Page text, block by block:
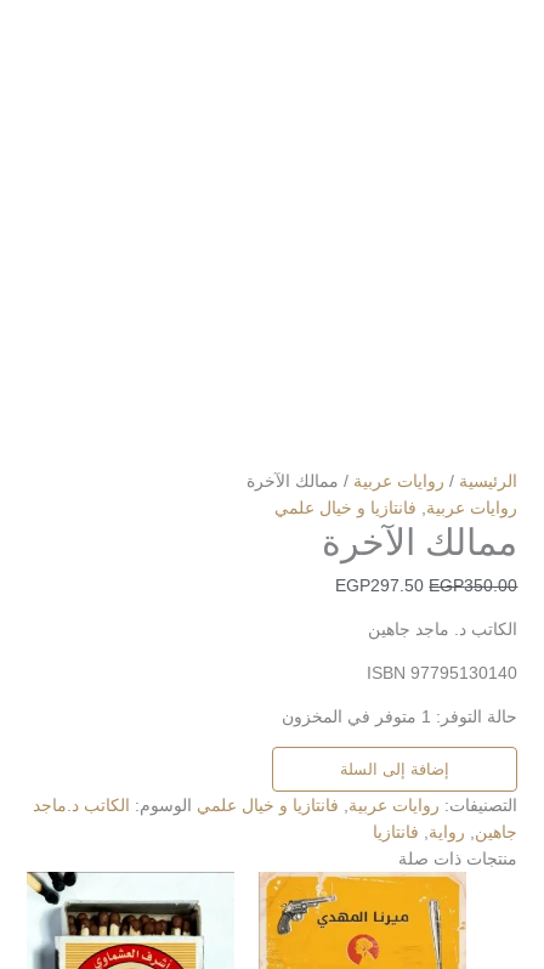
الرئيسية / روايات عربية / ممالك الآخرة
روايات عربية
فانتازيا و خيال علمي
ممالك الآخرة
EGP350.00
EGP297.50
الكاتب د. ماجد جاهين
ISBN 97795130140
حالة التوفر: 1 متوفر في المخزون
إضافة إلى السلة
التصنيفات: روايات عربية فانتازيا و خيال علمي الوسوم: الكاتب د.ماجد
جاهين
رواية
فانتازيا
منتجات ذات صلة